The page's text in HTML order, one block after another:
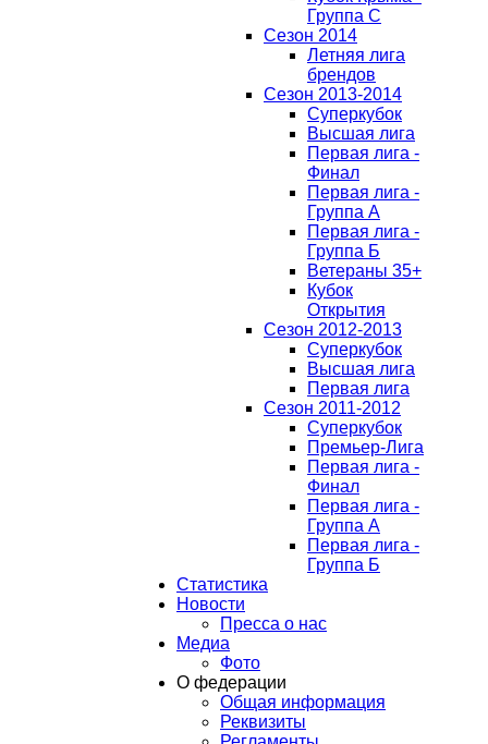
Группа C
Сезон 2014
Летняя лига
брендов
Сезон 2013-2014
Суперкубок
Высшая лига
Первая лига -
Финал
Первая лига -
Группа А
Первая лига -
Группа Б
Ветераны 35+
Кубок
Открытия
Сезон 2012-2013
Суперкубок
Высшая лига
Первая лига
Сезон 2011-2012
Суперкубок
Премьер-Лига
Первая лига -
Финал
Первая лига -
Группа А
Первая лига -
Группа Б
Статистика
Новости
Пресса о нас
Медиа
Фото
О федерации
Общая информация
Реквизиты